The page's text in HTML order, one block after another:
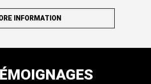
INFORMATION